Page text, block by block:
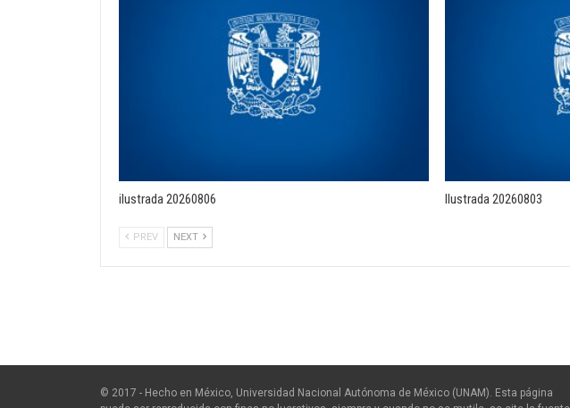
ilustrada 20260806 Ilustrada 20260803
PREV NEXT
© 2017 - Hecho en México, Universidad Nacional Autónoma de México (UNAM). Esta página